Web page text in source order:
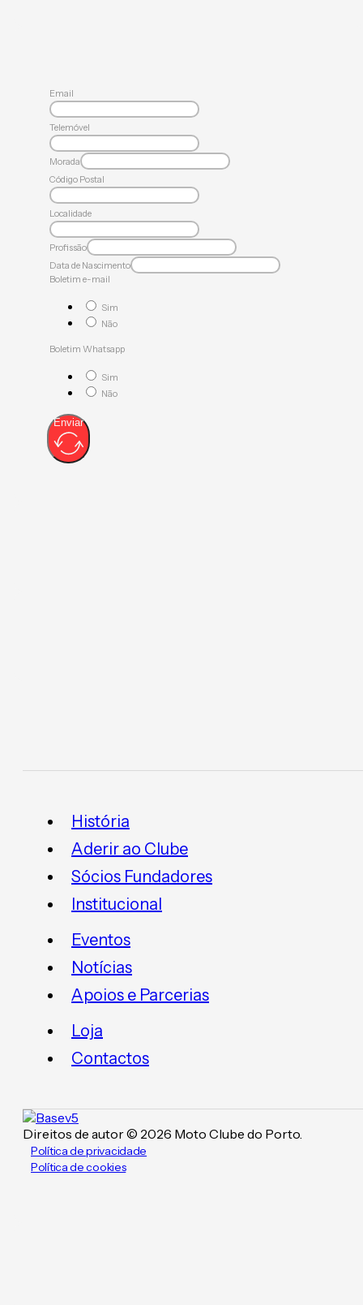
Email
Telemóvel
Morada
Código Postal
Localidade
Profissão
Data de Nascimento
Boletim e-mail
Sim
Não
Boletim Whatsapp
Sim
Não
Enviar
História
Aderir ao Clube
Sócios Fundadores
Institucional
Eventos
Notícias
Apoios e Parcerias
Loja
Contactos
Direitos de autor © 2026 Moto Clube do Porto.
Política de privacidade
Política de cookies